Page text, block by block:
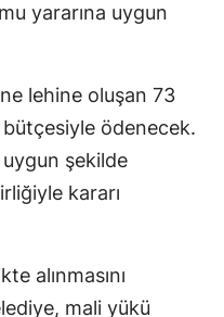
yararına uygun
lehine oluşan 73
ödenecek.
uygun şekilde
kararı
alınmasını
mali yükü